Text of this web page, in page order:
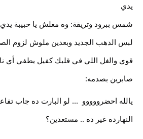
يدي
قوي والغل اللي في قلبك كفيل يطفي أي
صابرين بصدمه:
النهارده غير ده .. مستعدين؟